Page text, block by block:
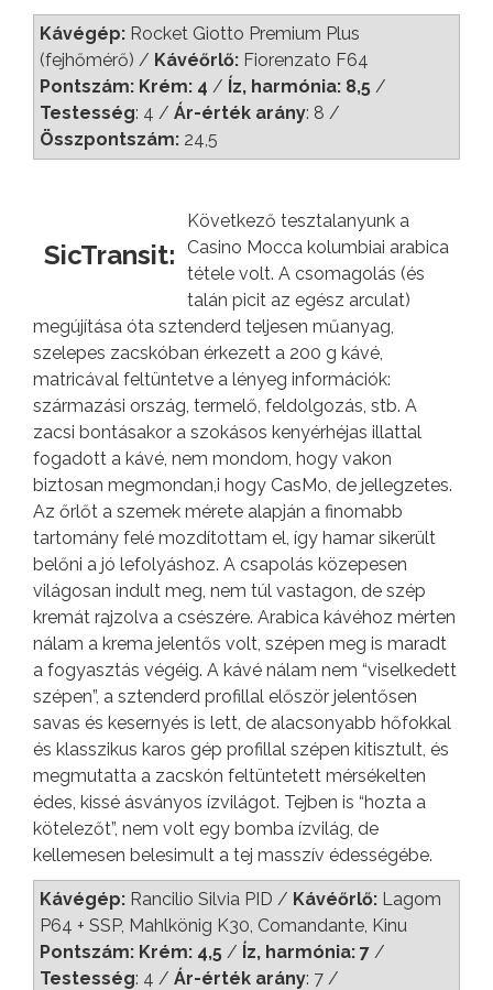
Kávégép: Rocket Giotto Premium Plus
(fejhőmérő) / Kávéőrlő: Fiorenzato F64
Pontszám: Krém: 4 / Íz, harmónia: 8,5 /
Testesség: 4 / Ár-érték arány: 8 /
Összpontszám: 24,5
SicTransit:
Következő tesztalanyunk a
Casino Mocca kolumbiai arabica
tétele volt. A csomagolás (és
talán picit az egész arculat)
megújítása óta sztenderd teljesen műanyag,
szelepes zacskóban érkezett a 200 g kávé,
matricával feltüntetve a lényeg információk:
származási ország, termelő, feldolgozás, stb. A
zacsi bontásakor a szokásos kenyérhéjas illattal
fogadott a kávé, nem mondom, hogy vakon
biztosan megmondan,i hogy CasMo, de jellegzetes.
Az őrlőt a szemek mérete alapján a finomabb
tartomány felé mozdítottam el, így hamar sikerült
belőni a jó lefolyáshoz. A csapolás közepesen
világosan indult meg, nem túl vastagon, de szép
kremát rajzolva a csészére. Arabica kávéhoz mérten
nálam a krema jelentős volt, szépen meg is maradt
a fogyasztás végéig. A kávé nálam nem “viselkedett
szépen”, a sztenderd profillal először jelentősen
savas és kesernyés is lett, de alacsonyabb hőfokkal
és klasszikus karos gép profillal szépen kitisztult, és
megmutatta a zacskón feltüntetett mérsékelten
édes, kissé ásványos ízvilágot. Tejben is “hozta a
kötelezőt”, nem volt egy bomba ízvilág, de
kellemesen belesimult a tej masszív édességébe.
Kávégép: Rancilio Silvia PID / Kávéőrlő: Lagom
P64 + SSP, Mahlkönig K30, Comandante, Kinu
Pontszám: Krém: 4,5 / Íz, harmónia: 7 /
Testesség: 4 / Ár-érték arány: 7 /